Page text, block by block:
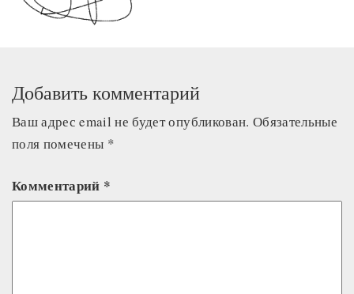
Добавить комментарий
Ваш адрес email не будет опубликован. Обязательные
поля помечены *
Комментарий *